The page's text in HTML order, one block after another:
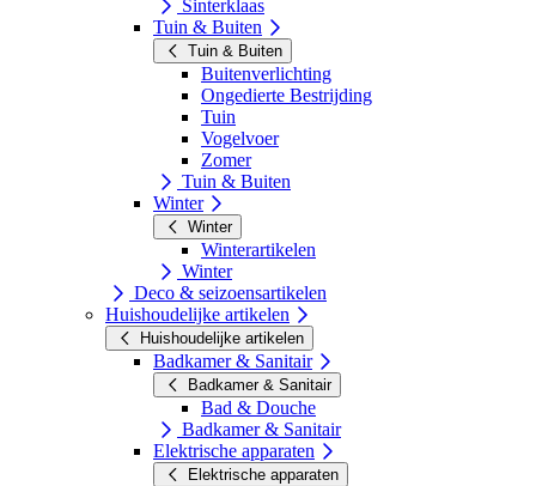
Sinterklaas
Tuin & Buiten
Tuin & Buiten
Buitenverlichting
Ongedierte Bestrijding
Tuin
Vogelvoer
Zomer
Tuin & Buiten
Winter
Winter
Winterartikelen
Winter
Deco & seizoensartikelen
Huishoudelijke artikelen
Huishoudelijke artikelen
Badkamer & Sanitair
Badkamer & Sanitair
Bad & Douche
Badkamer & Sanitair
Elektrische apparaten
Elektrische apparaten